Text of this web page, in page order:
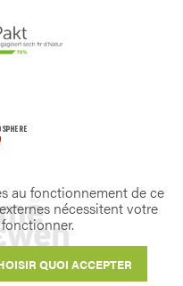
au fonctionnement de ce
nécessitent votre
QUOI ACCEPTER